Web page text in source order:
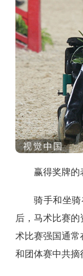
赢得奖牌的
骑手和坐
后，马术比赛
术比赛强国通
和团体赛中共摘